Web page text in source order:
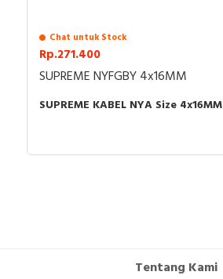
Chat untuk Stock
Rp.271.400
SUPREME NYFGBY 4x16MM
SUPREME KABEL NYA Size 4x16MM
Tentang Kami